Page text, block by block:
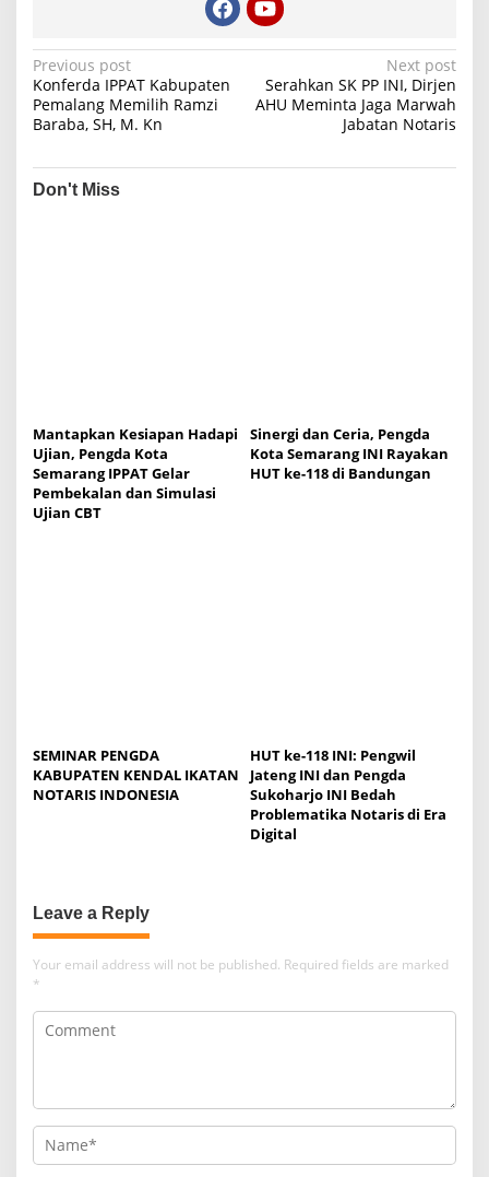
P
o
s
t
n
o
n
Previous post
Konferda IPPAT Kabupaten
Pemalang Memilih Ramzi
Baraba, SH, M. Kn
Next post
Serahkan SK PP INI, Dirjen
AHU Meminta Jaga Marwah
Jabatan Notaris
Don't Miss
Mantapkan Kesiapan Hadapi
Ujian, Pengda Kota
Semarang IPPAT Gelar
Pembekalan dan Simulasi
Ujian CBT
Sinergi dan Ceria, Pengda
Kota Semarang INI Rayakan
HUT ke-118 di Bandungan
SEMINAR PENGDA
KABUPATEN KENDAL IKATAN
NOTARIS INDONESIA
HUT ke-118 INI: Pengwil
Jateng INI dan Pengda
Sukoharjo INI Bedah
Problematika Notaris di Era
Digital
Leave a Reply
Your email address will not be published. Required fields are marked
*